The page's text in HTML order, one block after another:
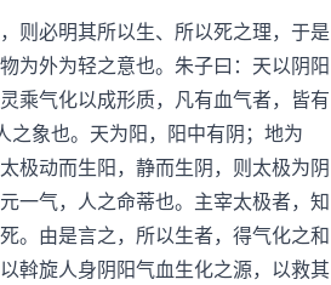
必明其所以生、所以死之理，于是
为外为轻之意也。朱子曰：天以阴阳
乘气化以成形质，凡有血气者，皆有
象也。天为阳，阳中有阴；地为
极动而生阳，静而生阴，则太极为阴
一气，人之命蒂也。主宰太极者，知
。由是言之，所以生者，得气化之和
斡旋人身阴阳气血生化之源，以救其